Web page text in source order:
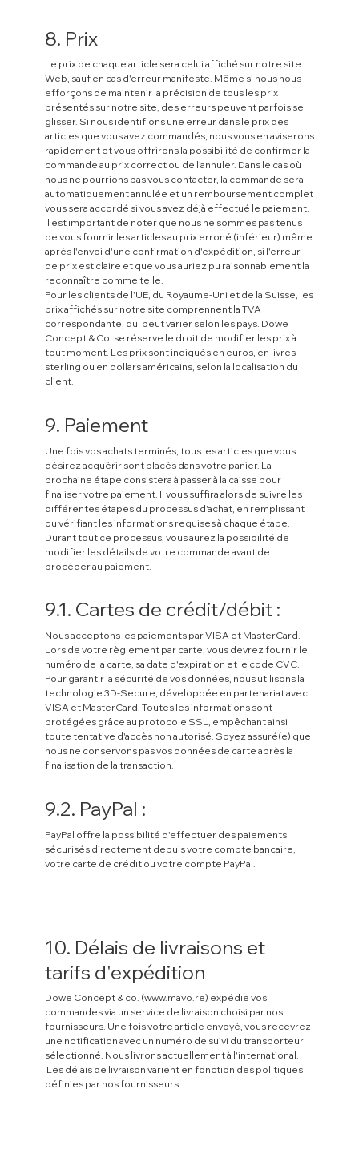
8. Prix
Le prix de chaque article sera celui affiché sur notre site
Web, sauf en cas d'erreur manifeste. Même si nous nous
efforçons de maintenir la précision de tous les prix
présentés sur notre site, des erreurs peuvent parfois se
glisser. Si nous identifions une erreur dans le prix des
articles que vous avez commandés, nous vous en aviserons
rapidement et vous offrirons la possibilité de confirmer la
commande au prix correct ou de l'annuler. Dans le cas où
nous ne pourrions pas vous contacter, la commande sera
automatiquement annulée et un remboursement complet
vous sera accordé si vous avez déjà effectué le paiement.
Il est important de noter que nous ne sommes pas tenus
de vous fournir les articles au prix erroné (inférieur) même
après l'envoi d'une confirmation d'expédition, si l'erreur
de prix est claire et que vous auriez pu raisonnablement la
reconnaître comme telle.
Pour les clients de l'UE, du Royaume-Uni et de la Suisse, les
prix affichés sur notre site comprennent la TVA
correspondante, qui peut varier selon les pays. Dowe
Concept & Co. se réserve le droit de modifier les prix à
tout moment. Les prix sont indiqués en euros, en livres
sterling ou en dollars américains, selon la localisation du
client.
9. Paiement
Une fois vos achats terminés, tous les articles que vous
désirez acquérir sont placés dans votre panier. La
prochaine étape consistera à passer à la caisse pour
finaliser votre paiement. Il vous suffira alors de suivre les
différentes étapes du processus d'achat, en remplissant
ou vérifiant les informations requises à chaque étape.
Durant tout ce processus, vous aurez la possibilité de
modifier les détails de votre commande avant de
procéder au paiement.
9.1. Cartes de crédit/débit :
Nous acceptons les paiements par VISA et MasterCard.
Lors de votre règlement par carte, vous devrez fournir le
numéro de la carte, sa date d'expiration et le code CVC.
Pour garantir la sécurité de vos données, nous utilisons la
technologie 3D-Secure, développée en partenariat avec
VISA et MasterCard. Toutes les informations sont
protégées grâce au protocole SSL, empêchant ainsi
toute tentative d'accès non autorisé. Soyez assuré(e) que
nous ne conservons pas vos données de carte après la
finalisation de la transaction.
9.2. PayPal :
PayPal offre la possibilité d'effectuer des paiements
sécurisés directement depuis votre compte bancaire,
votre carte de crédit ou votre compte PayPal.
10. Délais de livraisons et
tarifs d'expédition
Dowe Concept & co. (www.mavo.re) expédie vos
commandes via un service de livraison choisi par nos
fournisseurs. Une fois votre article envoyé, vous recevrez
une notification avec un numéro de suivi du transporteur
sélectionné. Nous livrons actuellement à l'international.
Les délais de livraison varient en fonction des politiques
définies par nos fournisseurs.